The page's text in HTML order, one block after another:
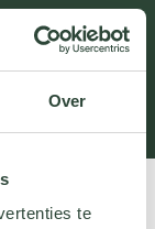
Over
te
pouvez nous
un e-